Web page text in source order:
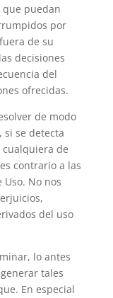
puedan
por
de su
decisiones
del
ofrecidas.
de modo
si se detecta
cualquiera de
contrario a las
No nos
del uso
lo antes
tales
En especial